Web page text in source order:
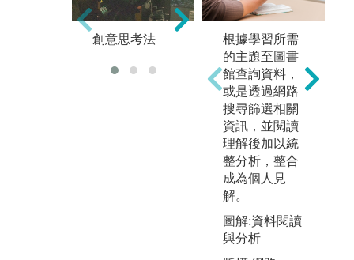
創意思考法 表現技法
根據學習所需
的主題至圖書
館查詢資料，
或是透過網路
搜尋篩選相關
資訊，並閱讀
理解後加以統
整分析，整合
成為個人見
解。
圖解:資料閱讀
與分析